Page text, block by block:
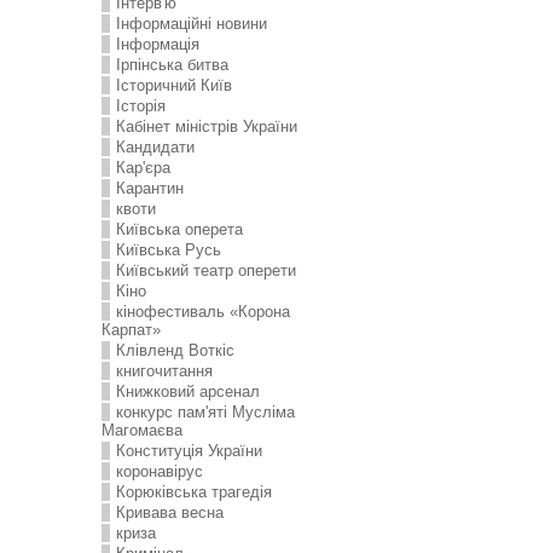
Інформаційні новини
Інформація
Ірпінська битва
Історичний Київ
Історія
Кабінет міністрів України
Кандидати
Кар'єра
Карантин
квоти
Київська оперета
Київська Русь
Київський театр оперети
Кіно
кінофестиваль «Корона
Карпат»
Клівленд Воткіс
книгочитання
Книжковий арсенал
конкурс пам'яті Мусліма
Магомаєва
Конституція України
коронавірус
Корюківська трагедія
Кривава весна
криза